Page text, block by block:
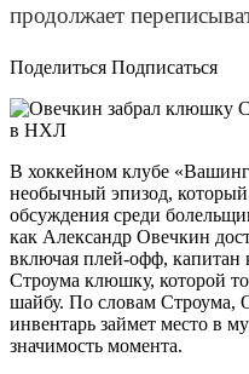
продолжает
Поделиться Подписаться
В хоккейном клубе
необычный эпизод, который
обсуждения среди
как Александр Овечкин
включая плей-офф, капитан
Строума клюшку, которой
шайбу. По словам Строума,
инвентарь займет место в
значимость момента.